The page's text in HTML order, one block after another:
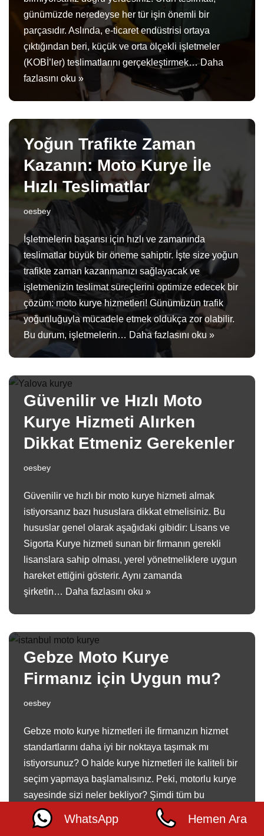
günümüzde neredeyse her tür işin önemli bir
parçasıdır. Aslında, e-ticaret endüstrisi ortaya
çıktığından beri, küçük ve orta ölçekli işletmeler
(KOBİ’ler) teslimatlarını gerçekleştirmek…Daha
fazlasını oku »
Yoğun Trafikte Zaman
Kazanın: Moto Kurye İle
Hızlı Teslimatlar
oesbey
İşletmelerin başarısı için hızlı ve zamanında
teslimatlar büyük bir öneme sahiptir. İşte size yoğun
trafikte zaman kazanmanızı sağlayacak ve
işletmenizin teslimat süreçlerini optimize edecek bir
çözüm: moto kurye hizmetleri! Günümüzün trafik
yoğunluğuyla mücadele etmek oldukça zor olabilir.
Bu durum, işletmelerin… Daha fazlasını oku »
Güvenilir ve Hızlı Moto
Kurye Hizmeti Alırken
Dikkat Etmeniz Gerekenler
oesbey
Güvenilir ve hızlı bir moto kurye hizmeti almak
istiyorsanız bazı hususlara dikkat etmelisiniz. Bu
hususlar genel olarak aşağıdaki gibidir: Lisans ve
Sigorta Kurye hizmeti sunan bir firmanın gerekli
lisanslara sahip olması, yerel yönetmeliklere uygun
hareket ettiğini gösterir. Aynı zamanda
şirketin… Daha fazlasını oku »
Gebze Moto Kurye
Firmanız için Uygun mu?
oesbey
Gebze moto kurye hizmetleri ile firmanızın hizmet
standartlarını daha iyi bir noktaya taşımak mı
istiyorsunuz? O halde kurye hizmetleri ile kaliteli bir
seçim yapmaya başlamalısınız. Peki, motorlu kurye
sayesinde sizi neler bekliyor? Şimdi tüm bu
detaylara daha yakından göz atmaya…
fazlasını oku »
WhatsApp Hemen Ara